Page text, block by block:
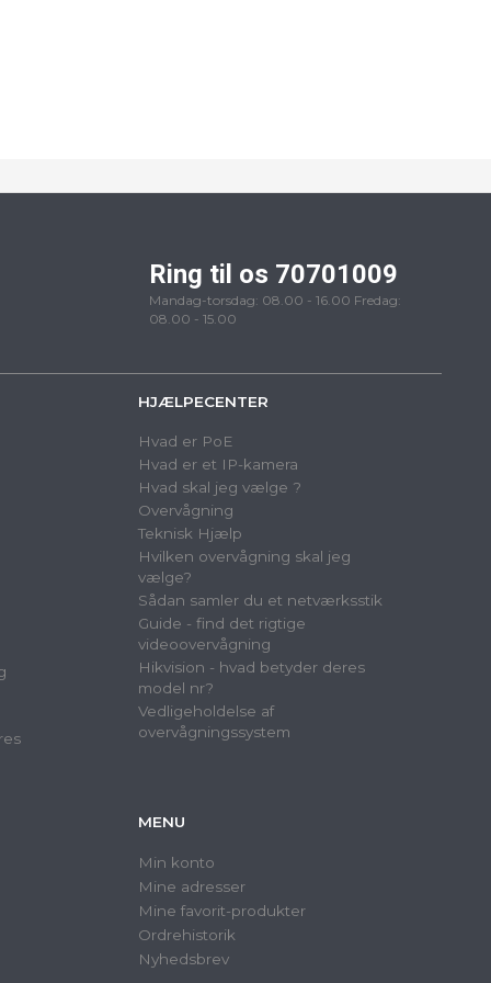
Ring til os 70701009
Mandag-torsdag: 08.00 - 16.00 Fredag:
08.00 - 15.00
HJÆLPECENTER
Hvad er PoE
Hvad er et IP-kamera
Hvad skal jeg vælge ?
Overvågning
Teknisk Hjælp
Hvilken overvågning skal jeg
vælge?
Sådan samler du et netværksstik
Guide - find det rigtige
videoovervågning
Hikvision - hvad betyder deres
model nr?
Vedligeholdelse af
overvågningssystem
MENU
Min konto
Mine adresser
Mine favorit-produkter
Ordrehistorik
Nyhedsbrev